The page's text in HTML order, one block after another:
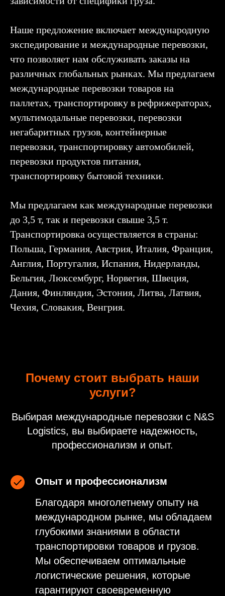
Наше предложение включает международную
экспедирование и международные перевозки,
что позволяет нам обслуживать заказы на
различных глобальных рынках. Мы предлагаем
международные перевозки товаров на
паллетах, транспортировку в рефрижераторах,
мультимодальные перевозки, перевозки
негабаритных грузов, контейнерные
перевозки, транспортировку автомобилей,
перевозки продуктов питания,
транспортировку бытовой техники.
Мы предлагаем как международные перевозки
до 3,5 т, так и перевозки свыше 3,5 т.
Транспортировка осуществляется в страны:
Польша, Германия, Австрия, Италия, Франция,
Англия, Португалия, Испания, Нидерланды,
Бельгия, Люксембург, Норвегия, Швеция,
Дания, Финляндия, Эстония, Литва, Латвия,
Чехия, Словакия, Венгрия.
Почему стоит выбрать наши
услуги?
Выбирая международные перевозки с N&S
Logistics, вы выбираете надежность,
профессионализм и опыт.
Опыт и профессионализм
Благодаря многолетнему опыту на
международном рынке, мы обладаем
глубокими знаниями в области
транспортировки товаров и грузов.
Мы обеспечиваем оптимальные
логистические решения, которые
гарантируют своевременную